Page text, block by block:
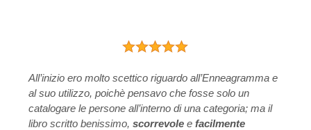
All’inizio ero molto scettico riguardo all’Enneagramma e
al suo utilizzo, poichè pensavo che fosse solo un
catalogare le persone all’interno di una categoria; ma il
libro scritto benissimo,scorrevole efacilmente